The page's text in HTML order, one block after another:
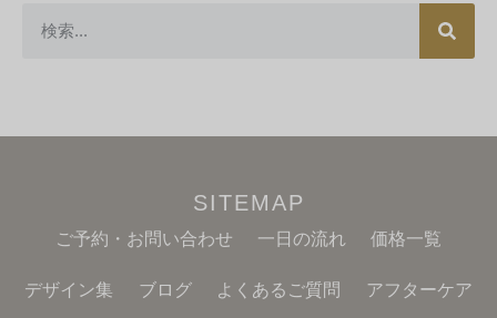
SITEMAP
ご予約・お問い合わせ 一日の流れ 価格一覧
デザイン集 ブログ よくあるご質問 アフターケア